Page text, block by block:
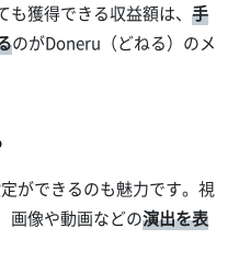
獲得できる収益額は、 手
のがDoneru（どねる）のメ
ができるのも魅力です。視
画像や動画などの演出を表